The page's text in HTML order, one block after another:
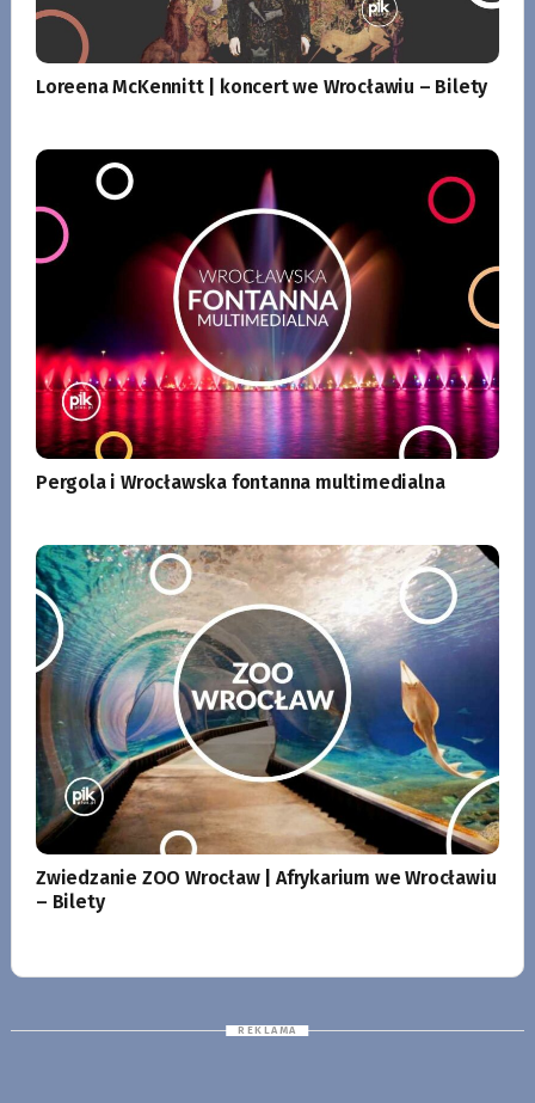
Loreena McKennitt | koncert we Wrocławiu – Bilety
Pergola i Wrocławska fontanna multimedialna
Zwiedzanie ZOO Wrocław | Afrykarium we Wrocławiu
– Bilety